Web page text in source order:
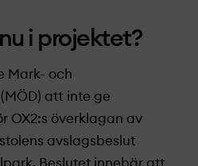
i projekt­et?
Mark- och
att inte ge
OX2:s överklagan av
avslagsbeslut
Beslutet innebär att